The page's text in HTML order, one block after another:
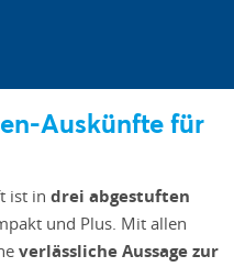
Auskünfte für
ist in drei abgestuften
und Plus. Mit allen
verlässliche Aussage zur